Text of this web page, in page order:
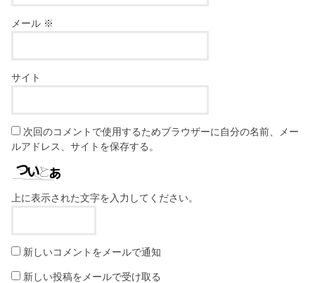
メール ※
サイト
次回のコメントで使用するためブラウザーに自分の名前、メー
ルアドレス、サイトを保存する。
上に表示された文字を入力してください。
新しいコメントをメールで通知
新しい投稿をメールで受け取る